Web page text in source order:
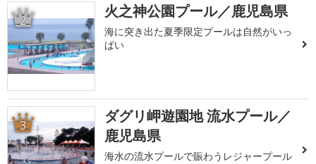
2 火之神公園プール／鹿児島県
海に突き出た夏季限定プールは自然がいっ
ぱい
3
ダグリ岬遊園地 流水プール／
鹿児島県
海水の流水プールで賑わうレジャープール